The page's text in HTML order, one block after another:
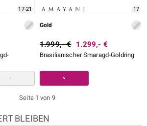
17-21 17
Gold
1.999,- € 1.299,- €
Brasilianischer Smaragd-Goldring
< >
Seite 1 von 9
BLEIBEN